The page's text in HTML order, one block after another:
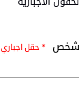
* حقل اجباري